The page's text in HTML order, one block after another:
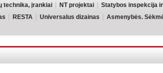
technika, įrankiai NT projektai
Statybos inspekcija
RESTA Universalus dizainas
Asmenybės.